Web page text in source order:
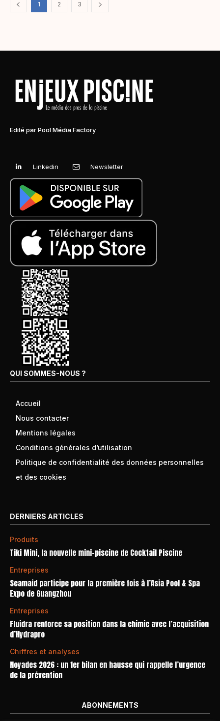
1 2 3
Edité par Pool Média Factory
Linkedin Newsletter
QUI SOMMES-NOUS ?
Accueil
Nous contacter
Mentions légales
Conditions générales d’utilisation
Politique de confidentialité des données personnelles
et des cookies
DERNIERS ARTICLES
Produits
Tiki Mini, la nouvelle mini-piscine de Cocktail Piscine
Entreprises
Seamaid participe pour la première fois à l’Asia Pool & Spa
Expo de Guangzhou
Entreprises
Fluidra renforce sa position dans la chimie avec l’acquisition
d’Hydrapro
Chiffres et analyses
Noyades 2026 : un 1er bilan en hausse qui rappelle l’urgence
de la prévention
ABONNEMENTS